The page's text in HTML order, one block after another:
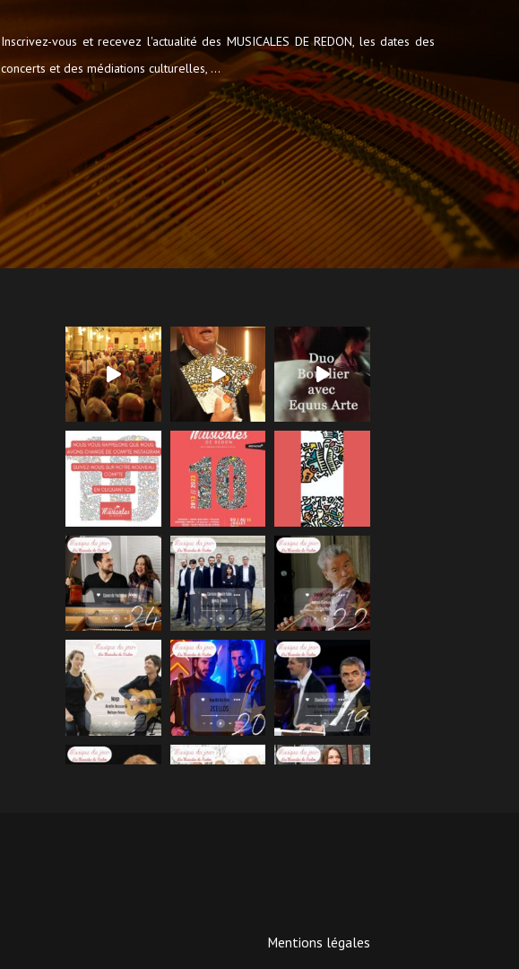
Inscrivez-vous et recevez l'actualité des MUSICALES DE REDON, les dates des
concerts et des médiations culturelles, ...
Mentions légales